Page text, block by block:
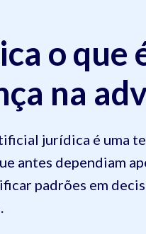
o que
na
jurídica é uma
antes dependiam
padrões em